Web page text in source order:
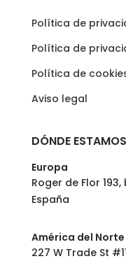
Política de
Política de
Política de
Aviso legal
DÓNDE ESTAMOS
Europa
Roger de Flor
España
América del Norte
227 W Trade St